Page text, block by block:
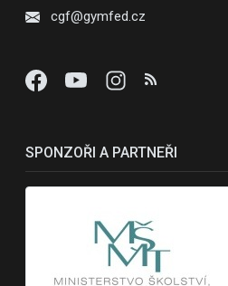
cgf@gymfed.cz
SPONZOŘI A PARTNEŘI